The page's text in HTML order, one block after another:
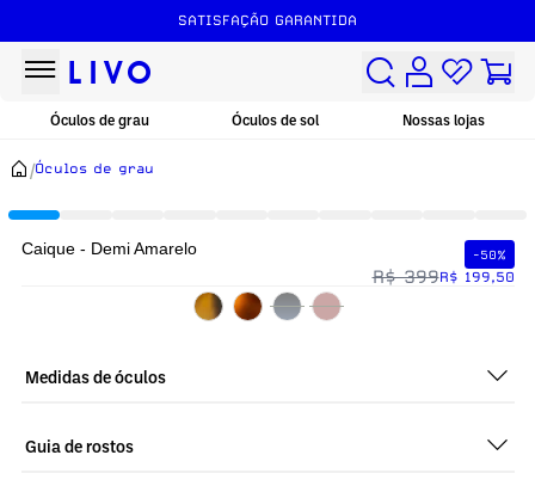
SATISFAÇÃO GARANTIDA
Óculos de grau Óculos de sol Nossas lojas
/Óculos de grau
Caique - Demi Amarelo -50%
R$ 399R$ 199,50
Medidas de óculos
Guia de rostos